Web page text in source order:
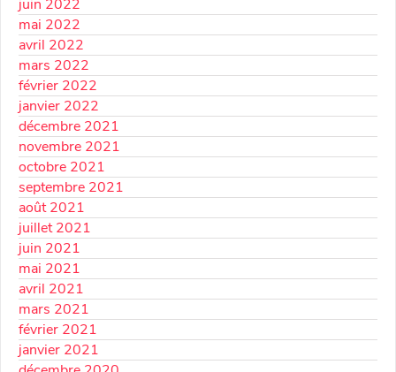
juin 2022
mai 2022
avril 2022
mars 2022
février 2022
janvier 2022
décembre 2021
novembre 2021
octobre 2021
septembre 2021
août 2021
juillet 2021
juin 2021
mai 2021
avril 2021
mars 2021
février 2021
janvier 2021